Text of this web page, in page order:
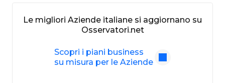
Le migliori Aziende italiane si aggiornano su
Osservatori.net
Scopri i piani business
su misura per le Aziende